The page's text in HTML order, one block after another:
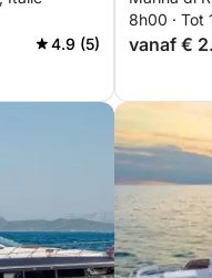
4.9 (5)
8h00 · Tot
vanaf €